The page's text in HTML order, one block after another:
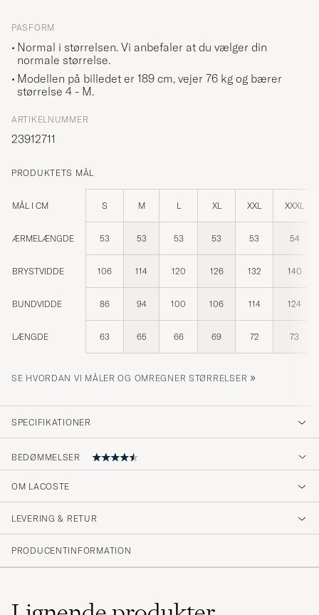
PASFORM
Normal i størrelsen. Vi anbefaler at du vælger din
normale størrelse.
Modellen på billedet er 189 cm, vejer 76 kg og bærer
størrelse 4 - M.
ARTIKELNUMMER
23912711
PRODUKTETS MÅL
MÅL I CM S M L XL XXL XXXL
ÆRMELÆNGDE 53 53 53 53 53 54
BRYSTVIDDE 106 114 120 126 132 140
BUNDVIDDE 86 94 100 106 114 124
LÆNGDE 63 65 66 69 72 73
SE HVORDAN VI MÅLER OG OMREGNER STØRRELSER »
SPECIFIKATIONER
BEDØMMELSER
Bra modell o storlek
CAMILLA A
KØBTE PÅ CAREOFCARL.SE
OM LACOSTE
LEVERING & RETUR
PRODUCENTINFORMATION